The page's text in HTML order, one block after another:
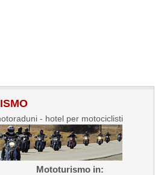
- hotel per motociclisti
Mototurismo in: